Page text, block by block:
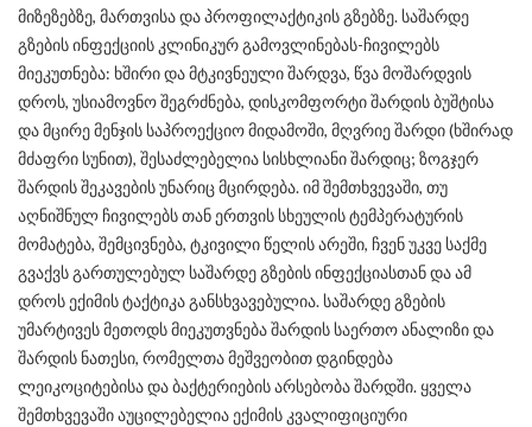
მიზეზებზე, მართვისა და პროფილაქტიკის გზებზე. საშარდე
გზების ინფექციის კლინიკურ გამოვლინებას-ჩივილებს
მიეკუთნება: ხშირი და მტკივნეული შარდვა, წვა მოშარდვის
დროს, უსიამოვნო შეგრძნება, დისკომფორტი შარდის ბუშტისა
და მცირე მენჯის საპროექციო მიდამოში, მღვრიე შარდი (ხშირად
მძაფრი სუნით), შესაძლებელია სისხლიანი შარდიც; ზოგჯერ
შარდის შეკავების უნარიც მცირდება. იმ შემთხვევაში, თუ
აღნიშნულ ჩივილებს თან ერთვის სხეულის ტემპერატურის
მომატება, შემცივნება, ტკივილი წელის არეში, ჩვენ უკვე საქმე
გვაქვს გართულებულ საშარდე გზების ინფექციასთან და ამ
დროს ექიმის ტაქტიკა განსხვავებულია. საშარდე გზების
უმარტივეს მეთოდს მიეკუთვნება შარდის საერთო ანალიზი და
შარდის ნათესი, რომელთა მეშვეობით დგინდება
ლეიკოციტებისა და ბაქტერიების არსებობა შარდში. ყველა
შემთხვევაში აუცილებელია ექიმის კვალიფიციური